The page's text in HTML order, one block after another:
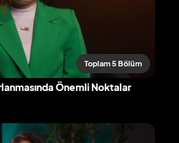
Toplam 5 Bölüm
Önemli Noktalar